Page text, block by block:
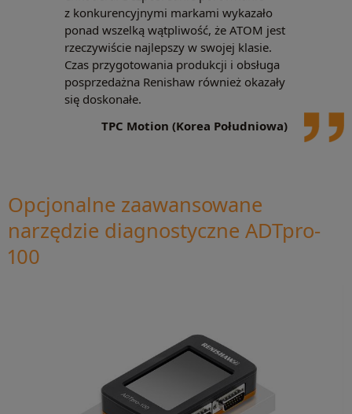
z konkurencyjnymi markami wykazało
ponad wszelką wątpliwość, że ATOM jest
rzeczywiście najlepszy w swojej klasie.
Czas przygotowania produkcji i obsługa
posprzedażna Renishaw również okazały
się doskonałe.
TPC Motion (Korea Południowa)
Opcjonalne zaawansowane
narzędzie diagnostyczne ADTpro-
100